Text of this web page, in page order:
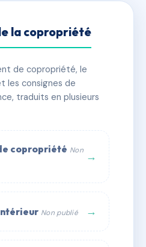
lots 🏗 1 bâtiment(s)
la copropriété
de copropriété, le
les consignes de
traduits en plusieurs
copropriété Non →
Non publié →